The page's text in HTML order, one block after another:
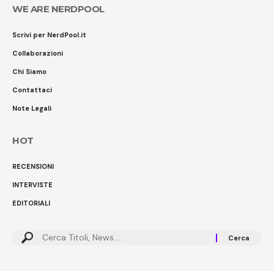
WE ARE NERDPOOL
Scrivi per NerdPool.it
Collaborazioni
Chi Siamo
Contattaci
Note Legali
HOT
RECENSIONI
INTERVISTE
EDITORIALI
Cerca: